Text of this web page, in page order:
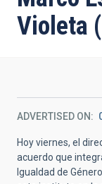
Violeta
ADVERTISED ON
Hoy viernes, el
acuerdo que
Igualdad de